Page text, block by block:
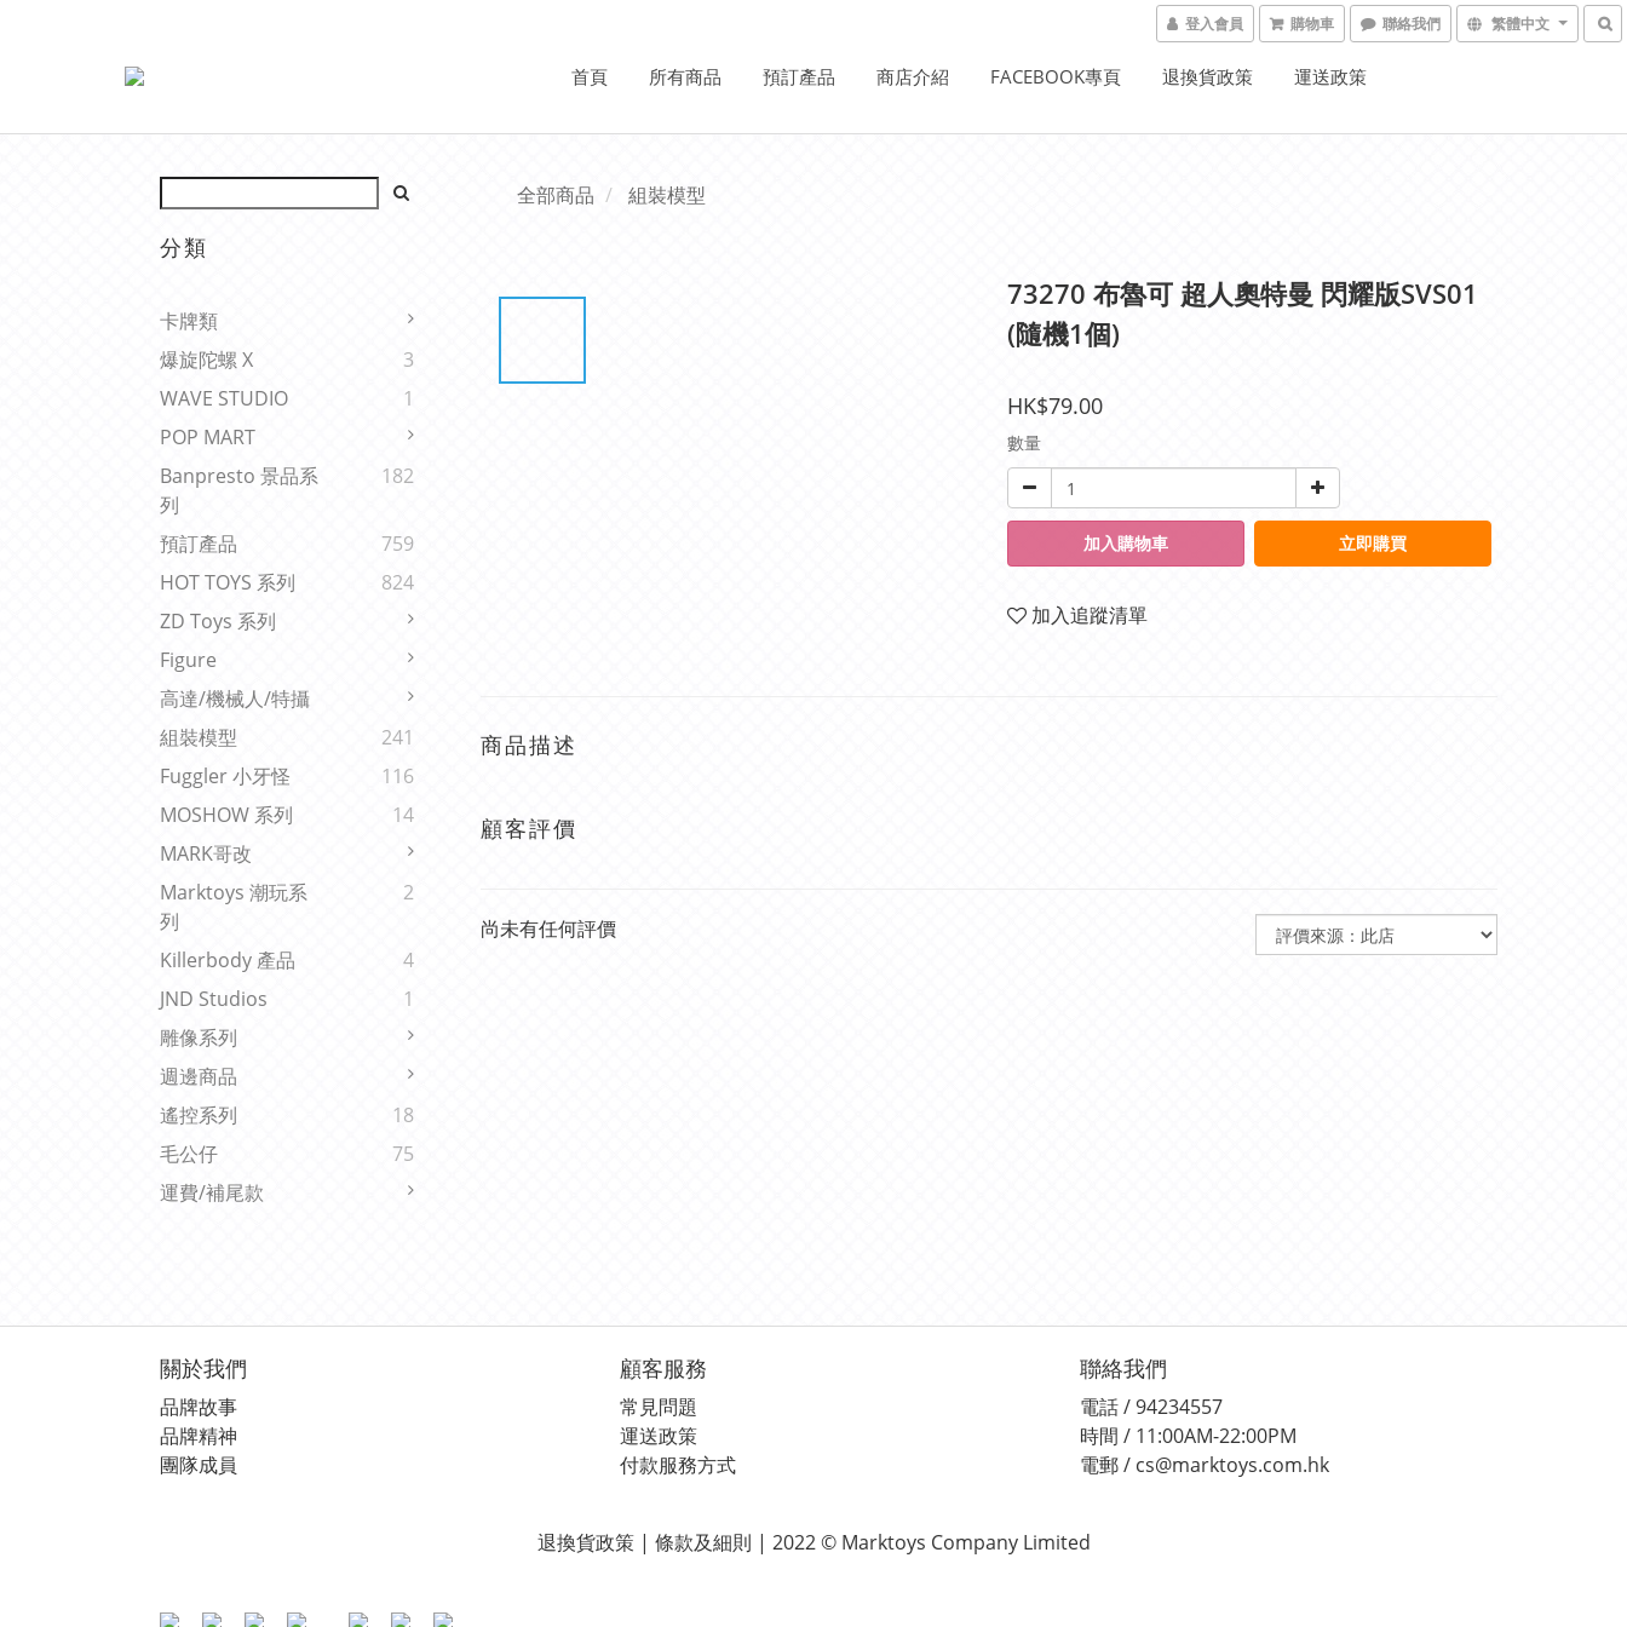
登入會員 購物車 聯絡我們 繁體中文
首頁 所有商品 預訂產品 商店介紹 FACEBOOK專頁 退換貨政策 運送政策
分類
卡牌類
爆旋陀螺 X
3
WAVE STUDIO
1
POP MART
Banpresto 景品系
列
182
預訂產品
759
HOT TOYS 系列
824
ZD Toys 系列
Figure
高達/機械人/特攝
組裝模型
241
Fuggler 小牙怪
116
MOSHOW 系列
14
MARK哥改
Marktoys 潮玩系
列
2
Killerbody 產品
4
JND Studios
1
雕像系列
週邊商品
遙控系列
18
毛公仔
75
運費/補尾款
全部商品 組裝模型
73270 布魯可 超人奧特曼 閃耀版SVS01
(隨機1個)
HK$79.00
數量
加入購物車 立即購買
加入追蹤清單
商品描述
顧客評價
尚未有任何評價
關於我們
品牌故事
品牌精神
團隊成員
顧客服務
常見問題
運送政策
付款服務方式
聯絡我們
電話 / 94234557
時間 / 11:00AM-22:00PM
電郵 / cs@marktoys.com.hk
退換貨政策 | 條款及細則 | 2022 © Marktoys Company Limited